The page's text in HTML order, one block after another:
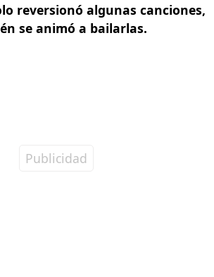
reversionó algunas canciones,
se animó a bailarlas.